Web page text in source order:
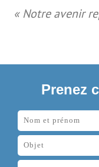
« Notre avenir
Prenez